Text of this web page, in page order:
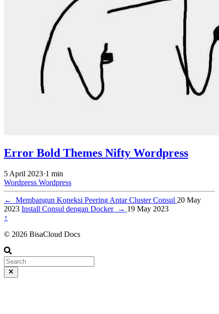
Error Bold Themes Nifty Wordpress
5 April 2023·1 min
Wordpress Wordpress
← Membangun Koneksi Peering Antar Cluster Consul 20 May
2023 Install Consul dengan Docker → 19 May 2023
↑
© 2026 BisaCloud Docs